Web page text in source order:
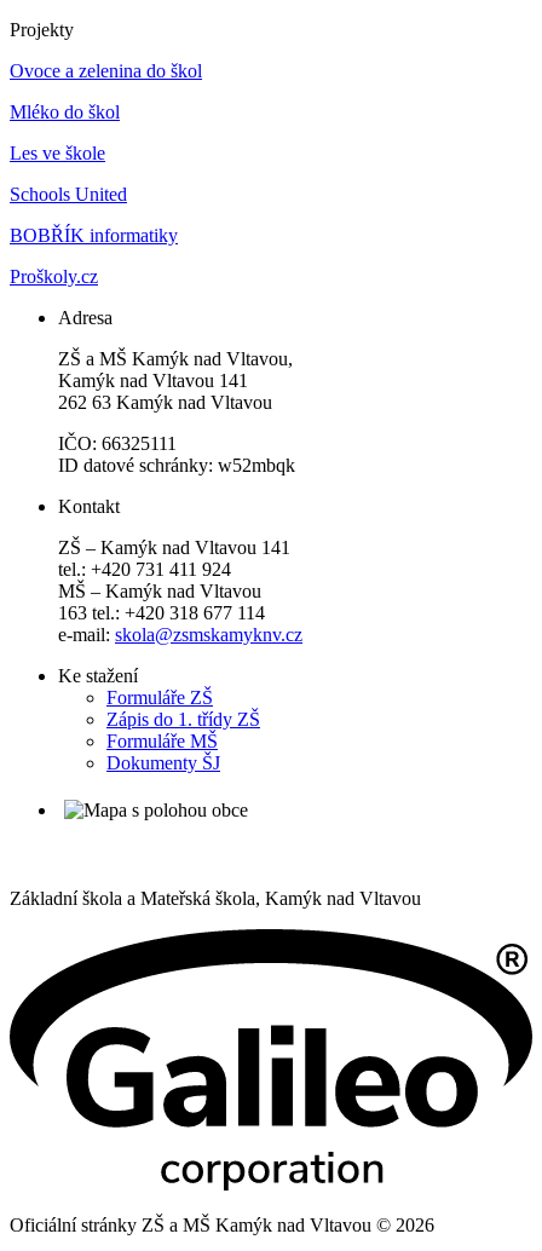
Projekty
Ovoce a zelenina do škol
Mléko do škol
Les ve škole
Schools United
BOBŘÍK informatiky
Proškoly.cz
Adresa
ZŠ a MŠ Kamýk nad Vltavou,
Kamýk nad Vltavou 141
262 63 Kamýk nad Vltavou
IČO: 66325111
ID datové schránky: w52mbqk
Kontakt
ZŠ – Kamýk nad Vltavou 141
tel.: +420 731 411 924
MŠ – Kamýk nad Vltavou
163 tel.: +420 318 677 114
e-mail: skola@zsmskamyknv.cz
Ke stažení
Formuláře ZŠ
Zápis do 1. třídy ZŠ
Formuláře MŠ
Dokumenty ŠJ
Základní škola a Mateřská škola, Kamýk nad Vltavou
Oficiální stránky ZŠ a MŠ Kamýk nad Vltavou © 2026